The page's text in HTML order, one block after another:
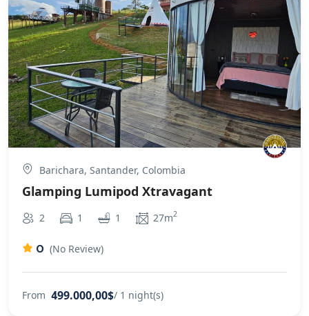
Barichara, Santander, Colombia
Glamping Lumipod Xtravagant
2 1 1 27m2
0 (No Review)
From 499.000,00$/ 1 night(s)